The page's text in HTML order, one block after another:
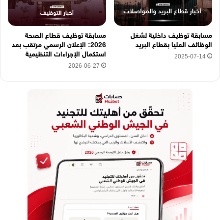
مسابقة توظيف داخلية لشغل
الوظائف العليا بقطاع البريد
2025-07-14
مسابقة توظيف قطاع الصحة
2026: الإعلان الرسمي مرتقب بعد
استكمال الإجراءات التنظيمية
2026-06-27